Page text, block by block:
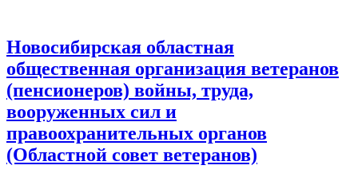
Новосибирская областная
общественная организация ветеранов
(пенсионеров) войны, труда,
вооруженных сил и
правоохранительных органов
(Областной совет ветеранов)